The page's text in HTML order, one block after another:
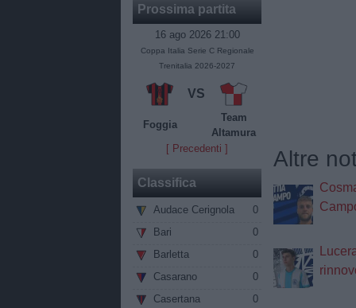
Prossima partita
16 ago 2026 21:00
Coppa Italia Serie C Regionale
Trenitalia 2026-2027
VS
Foggia
Team
Altamura
[ Precedenti ]
Classifica
Audace Cerignola
0
Bari
0
Barletta
0
Casarano
0
Casertana
0
Altre